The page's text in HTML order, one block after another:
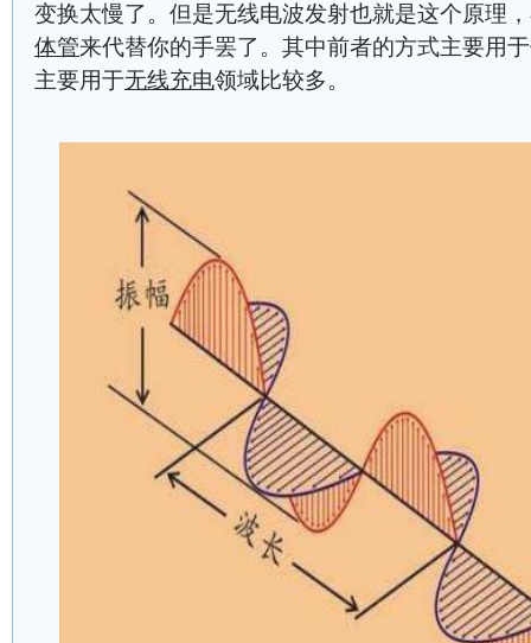
变换太慢了。但是无线电波发射也就是这个原理
体管来代替你的手罢了。其中前者的方式主要用
主要用于无线充电领域比较多。